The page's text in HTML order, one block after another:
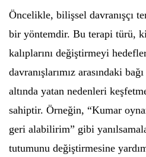
Öncelikle, bilişsel davranışçı
bir yöntemdir. Bu terapi türü,
kalıplarını değiştirmeyi
davranışlarımız arasındaki
altında yatan nedenleri
sahiptir. Örneğin, “Kumar
geri alabilirim” gibi
tutumunu değiştirmesine